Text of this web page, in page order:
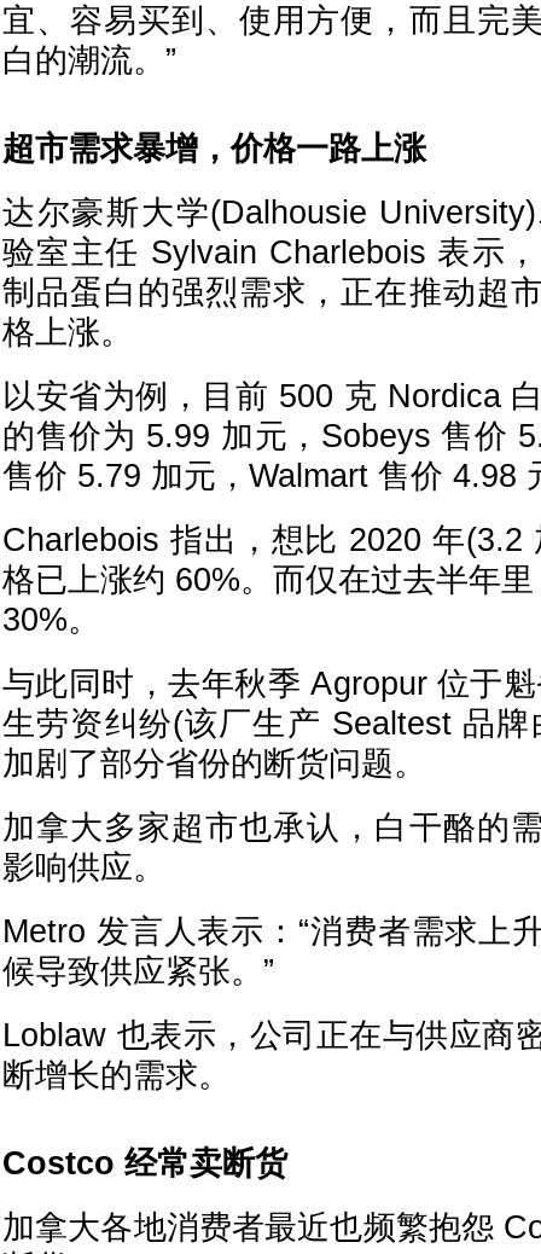
宜、容易买到、使用方便，而且完
白的潮流。”
超市需求暴增，价格一路上涨
达尔豪斯大学(Dalhousie
验室主任 Sylvain Charlebois 表示
制品蛋白的强烈需求，正在推动超
格上涨。
以安省为例，目前 500 克 Nordica
的售价为 5.99 加元，Sobeys 售价
售价 5.79 加元，Walmart 售价 4.98
Charlebois 指出，想比 2020 年(3.2
格已上涨约 60%。而仅在过去半年
30%。
与此同时，去年秋季 Agropur 位于
生劳资纠纷(该厂生产 Sealtest 品
加剧了部分省份的断货问题。
加拿大多家超市也承认，白干酪的
影响供应。
Metro 发言人表示：“消费者需求上
候导致供应紧张。”
Loblaw 也表示，公司正在与供应商
断增长的需求。
Costco 经常卖断货
加拿大各地消费者最近也频繁抱怨